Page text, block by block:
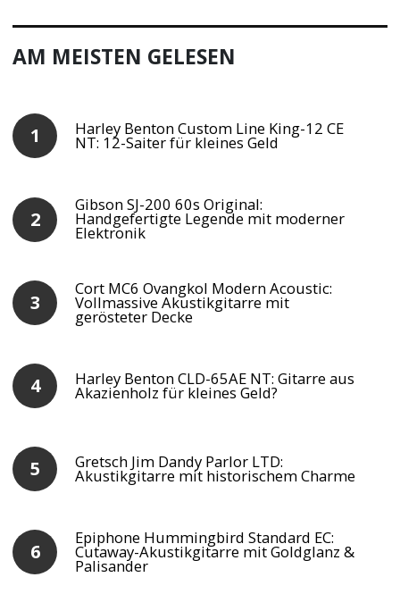
AM MEISTEN GELESEN
Harley Benton Custom Line King-12 CE
NT: 12-Saiter für kleines Geld
Gibson SJ-200 60s Original:
Handgefertigte Legende mit moderner
Elektronik
Cort MC6 Ovangkol Modern Acoustic:
Vollmassive Akustikgitarre mit
gerösteter Decke
Harley Benton CLD-65AE NT: Gitarre aus
Akazienholz für kleines Geld?
Gretsch Jim Dandy Parlor LTD:
Akustikgitarre mit historischem Charme
Epiphone Hummingbird Standard EC:
Cutaway-Akustikgitarre mit Goldglanz &
Palisander